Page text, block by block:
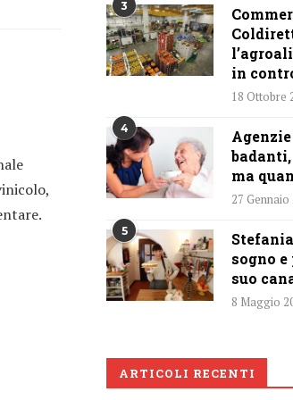
3
in
18 Ottobre
4
ma
27 Gennaio
5
sogno
suo
8 Maggio
ARTICOLI RECENTI